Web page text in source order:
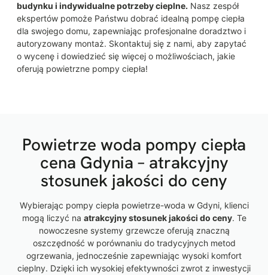
budynku i indywidualne potrzeby cieplne. Nasz zespół
ekspertów pomoże Państwu dobrać idealną pompę ciepła
dla swojego domu, zapewniając profesjonalne doradztwo i
autoryzowany montaż. Skontaktuj się z nami, aby zapytać
o wycenę i dowiedzieć się więcej o możliwościach, jakie
oferują powietrzne pompy ciepła!
Powietrze woda pompy ciepła
cena Gdynia – atrakcyjny
stosunek jakości do ceny
Wybierając pompy ciepła powietrze-woda w Gdyni, klienci
mogą liczyć na atrakcyjny stosunek jakości do ceny. Te
nowoczesne systemy grzewcze oferują znaczną
oszczędność w porównaniu do tradycyjnych metod
ogrzewania, jednocześnie zapewniając wysoki komfort
cieplny. Dzięki ich wysokiej efektywności zwrot z inwestycji